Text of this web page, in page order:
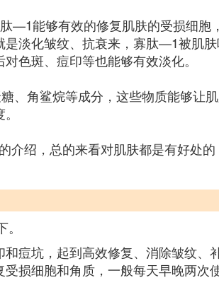
—1能够有效的修复肌肤的受损细胞
淡化皱纹、抗衰来，寡肽—1被肌
色斑、痘印等也能够有效淡化。
、角鲨烷等成分，这些物质能够让
介绍，总的来看对肌肤都是有好处
痘坑，起到高效修复、消除皱纹
损细胞和角质，一般每天早晚两